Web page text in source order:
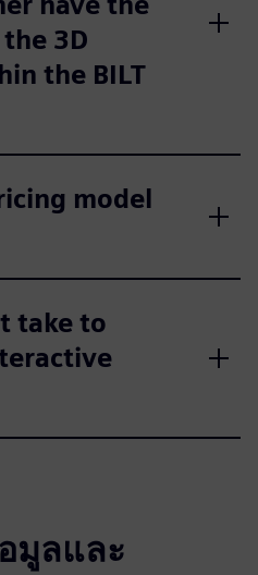
3D
the BILT
model
take to
มูลและ